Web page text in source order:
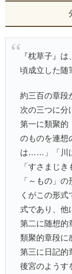
『枕草子』
頃成立した随
約三百の章段
次の三つに分
第一に類聚的
のものを連想
は……」「川
「すさまじ
「～もの」
くがこの形
式であり、他
第二に随想的
類聚的章段に
第三に日記的
後宮のようす